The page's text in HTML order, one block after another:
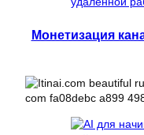
Монетизация